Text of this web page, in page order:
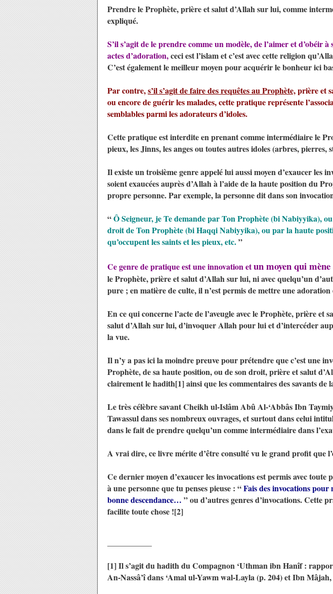
Prendre le Prophète, prière et salut d’Allah sur lui, comme
expliqué.
S’il s’agit de le prendre comme un modèle, de l’aimer et d’obéir
actes d’adoration,ceci est l’islam et c’est avec cette religion
C’est également le meilleur moyen pour acquérir le bonheur ici
Par contre,s’il s’agit de faire des requêtes au Prophète,prière et
ou encore de guérir les malades, cette pratique représente
semblables parmi les adorateurs d’idoles.
Cette pratique est interdite en prenant comme intermédiaire le
pieux, les Jinns, les anges ou toutes autres idoles (arbres,
Il existe un troisième genre appelé lui aussi moyen d’exaucer les
soient exaucées auprès d’Allah à l’aide de la haute position du
propre personne. Par exemple, la personne dit dans son
“Ô Seigneur, je Te demande par Ton Prophète (bi Nabiyyika),
droit de Ton Prophète (bi Haqqi Nabiyyika), ou par la haute
qu’occupent les saints et les pieux, etc.”
Ce genre de pratique est une innovation etun moyen qui
le Prophète, prière et salut d’Allah sur lui, ni avec quelqu’un
pure ; en matière de culte, il n’est permis de mettre une
En ce qui concerne l’acte de l’aveugle avec le Prophète, prière
salut d’Allah sur lui, d’invoquer Allah pour lui et d’intercéder
la vue.
Il n’y a pas ici la moindre preuve pour prétendre que c’est une
Prophète, de sa haute position, ou de son droit, prière et salut
clairement le hadith[1] ainsi que les commentaires des savants de
Le très célèbre savant Cheikh ul-Islâm Abû Al-‘Abbâs Ibn
Tawassul dans ses nombreux ouvrages, et surtout dans celui
dans le fait de prendre quelqu’un comme intermédiaire dans
A vrai dire, ce livre mérite d’être consulté vu le grand profit que
Ce dernier moyen d’exaucer les invocations est permis avec
à une personne que tu penses pieuse : “Fais des invocations pour
bonne descendance… ” ou d’autres genres d’invocations. Cette
facilite toute chose ![2]
[1] Il s’agit du hadith du Compagnon ‘Uthman ibn Hanîf :
An-Nassâ’î dans ‘Amal ul-Yawm wal-Layla (p. 204) et Ibn